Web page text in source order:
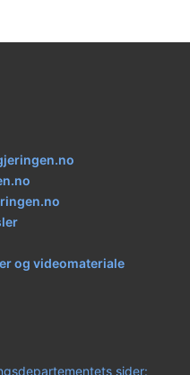
og videomateriale
sider: